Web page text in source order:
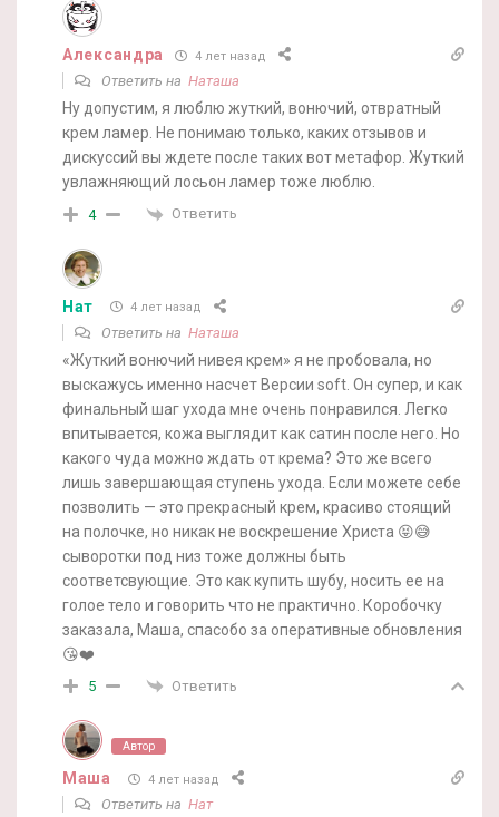
Александра 4 лет назад
Ответить на Наташа
Ну допустим, я люблю жуткий, вонючий, отвратный
крем ламер. Не понимаю только, каких отзывов и
дискуссий вы ждете после таких вот метафор. Жуткий
увлажняющий лосьон ламер тоже люблю.
4 Ответить
Нат 4 лет назад
Ответить на Наташа
«Жуткий вонючий нивея крем» я не пробовала, но
выскажусь именно насчет Версии soft. Он супер, и как
финальный шаг ухода мне очень понравился. Легко
впитывается, кожа выглядит как сатин после него. Но
какого чуда можно ждать от крема? Это же всего
лишь завершающая ступень ухода. Если можете себе
позволить — это прекрасный крем, красиво стоящий
на полочке, но никак не воскрешение Христа 😝😅
сыворотки под низ тоже должны быть
соответсвующие. Это как купить шубу, носить ее на
голое тело и говорить что не практично. Коробочку
заказала, Маша, спасобо за оперативные обновления
😘❤️
5 Ответить
Автор
Маша 4 лет назад
Ответить на Нат